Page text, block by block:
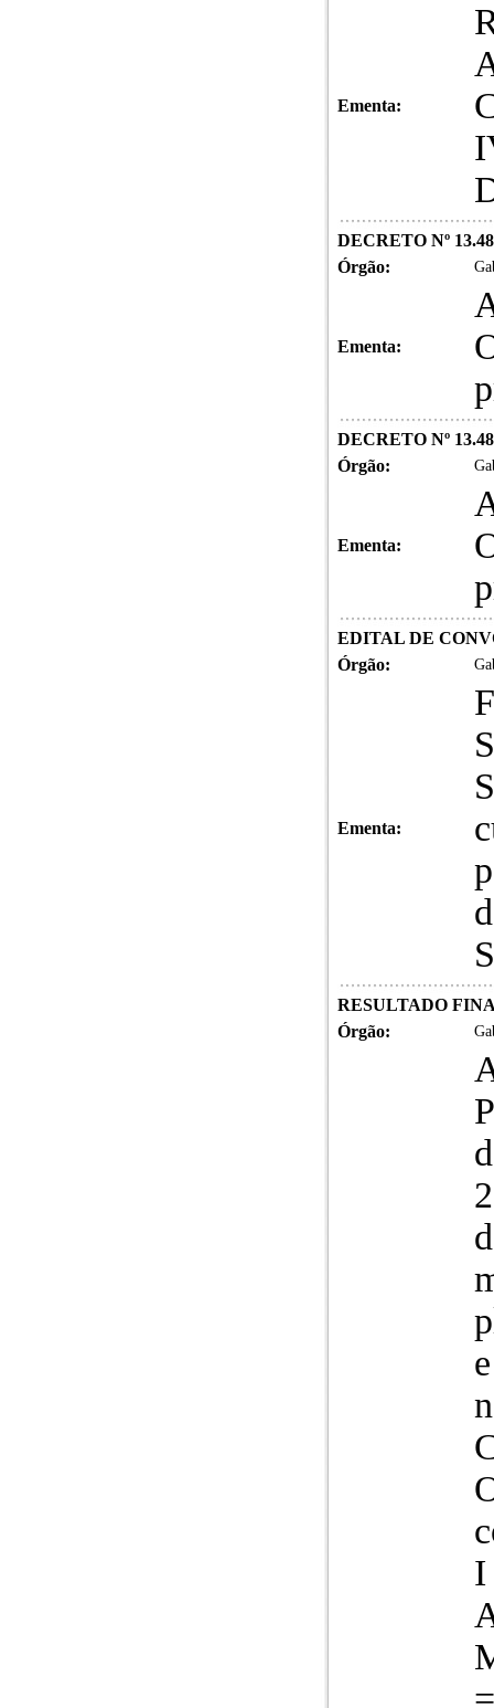
Ementa:
DECRETO Nº
Órgão:
Ementa:
DECRETO Nº
Órgão:
Ementa:
EDITAL DE
Órgão:
Ementa:
RESULTADO
Órgão:
I